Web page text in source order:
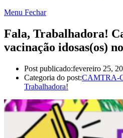
Menu Fechar
Fala, Trabalhadora!
vacinação idosas(os)
Post publicado:fevereiro 25,
Categoria do post:CAMTRA-
Trabalhadora!